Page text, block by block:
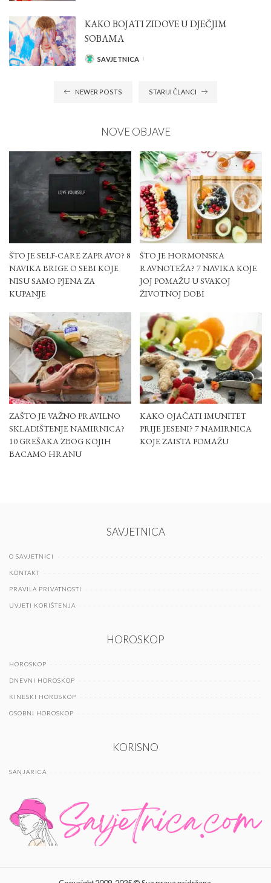
KAKO BOJATI ZIDOVE U DJEČJIM
SOBAMA
POSTED
SAVJETNICA
NEWER POSTS STARIJI ČLANCI
NOVE OBJAVE
ŠTO JE SELF-CARE ZAPRAVO? 8
NAVIKA BRIGE O SEBI KOJE
NISU SAMO PJENA ZA
KUPANJE
ŠTO JE HORMONSKA
RAVNOTEŽA? 7 NAVIKA KOJE
JOJ POMAŽU U SVAKOJ
ŽIVOTNOJ DOBI
ZAŠTO JE VAŽNO PRAVILNO
SKLADIŠTENJE NAMIRNICA?
10 GREŠAKA ZBOG KOJIH
BACAMO HRANU
KAKO OJAČATI IMUNITET
PRIJE JESENI? 7 NAMIRNICA
KOJE ZAISTA POMAŽU
SAVJETNICA
O SAVJETNICI
KONTAKT
PRAVILA PRIVATNOSTI
UVJETI KORIŠTENJA
HOROSKOP
HOROSKOP
DNEVNI HOROSKOP
KINESKI HOROSKOP
OSOBNI HOROSKOP
KORISNO
SANJARICA